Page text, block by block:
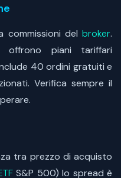
commissioni del broker.
offrono piani tariffari
40 ordini gratuiti e
Verifica sempre il
tra prezzo di acquisto
S&P 500) lo spread è